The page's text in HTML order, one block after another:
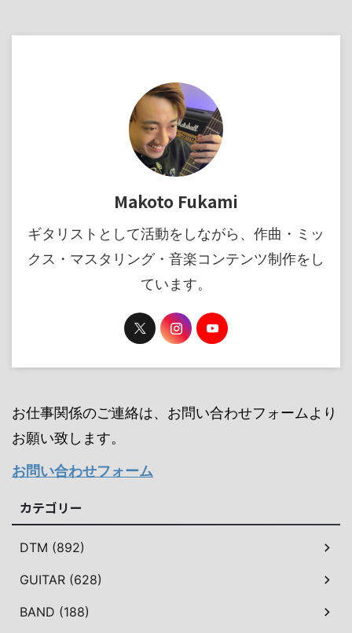
Makoto Fukami
ギタリストとして活動をしながら、作曲・ミッ
クス・マスタリング・音楽コンテンツ制作をし
ています。
お仕事関係のご連絡は、お問い合わせフォームより
お願い致します。
お問い合わせフォーム
カテゴリー
DTM (892)
GUITAR (628)
BAND (188)